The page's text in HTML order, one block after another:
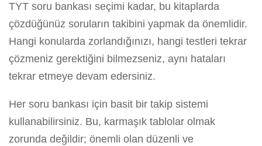
TYT soru bankası seçimi kadar, bu kitaplarda
çözdüğünüz soruların takibini yapmak da önemlidir.
Hangi konularda zorlandığınızı, hangi testleri tekrar
çözmeniz gerektiğini bilmezseniz, aynı hataları
tekrar etmeye devam edersiniz.
Her soru bankası için basit bir takip sistemi
kullanabilirsiniz. Bu, karmaşık tablolar olmak
zorunda değildir; önemli olan düzenli ve